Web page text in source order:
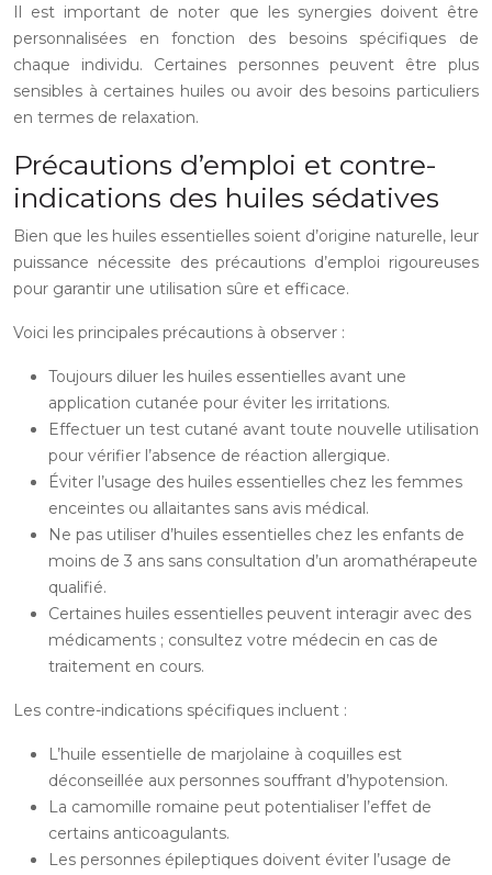
Il est important de noter que les synergies doivent être
personnalisées en fonction des besoins spécifiques de
chaque individu. Certaines personnes peuvent être plus
sensibles à certaines huiles ou avoir des besoins particuliers
en termes de relaxation.
Précautions d’emploi et contre-
indications des huiles sédatives
Bien que les huiles essentielles soient d’origine naturelle, leur
puissance nécessite des précautions d’emploi rigoureuses
pour garantir une utilisation sûre et efficace.
Voici les principales précautions à observer :
Toujours diluer les huiles essentielles avant une
application cutanée pour éviter les irritations.
Effectuer un test cutané avant toute nouvelle utilisation
pour vérifier l’absence de réaction allergique.
Éviter l’usage des huiles essentielles chez les femmes
enceintes ou allaitantes sans avis médical.
Ne pas utiliser d’huiles essentielles chez les enfants de
moins de 3 ans sans consultation d’un aromathérapeute
qualifié.
Certaines huiles essentielles peuvent interagir avec des
médicaments ; consultez votre médecin en cas de
traitement en cours.
Les contre-indications spécifiques incluent :
L’huile essentielle de marjolaine à coquilles est
déconseillée aux personnes souffrant d’hypotension.
La camomille romaine peut potentialiser l’effet de
certains anticoagulants.
Les personnes épileptiques doivent éviter l’usage de